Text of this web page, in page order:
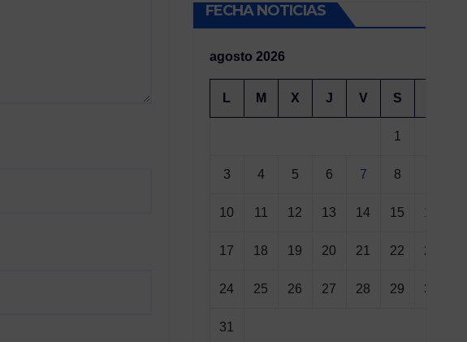
FECHA NOTICIAS
agosto 2026
L M X J V S
1
3 4 5 6 7 8
10 11 12 13 14 15 16
17 18 19 20 21 22 23
24 25 26 27 28 29 30
31